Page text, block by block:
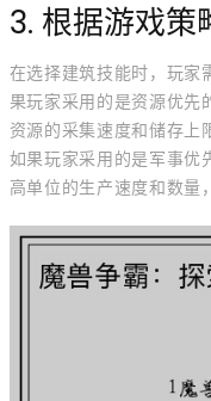
3. 根据游戏策
在选择建筑技能时，玩家
果玩家采用的是资源优先
资源的采集速度和储存上
如果玩家采用的是军事优
高单位的生产速度和数量